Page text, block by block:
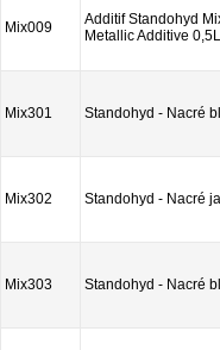
Mix009
Additif Standohyd
Metallic Additive 0,5L
Mix301 Standohyd - Nacré
Mix302 Standohyd - Nacré
Mix303 Standohyd - Nacré